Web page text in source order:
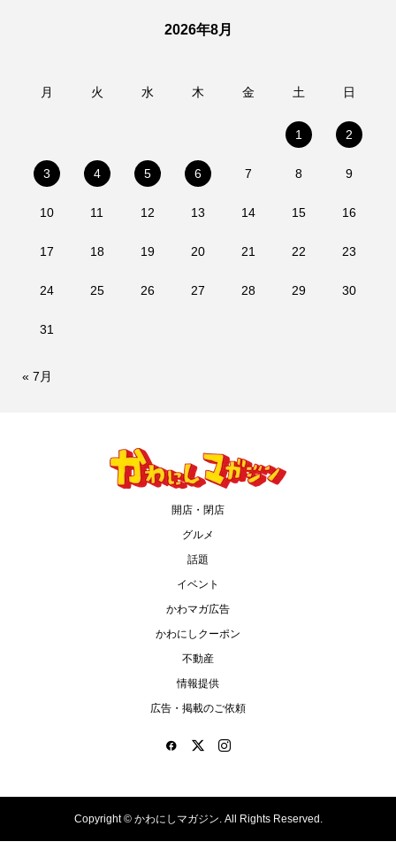
2026年8月
月 火 水 木 金 土 日
1 2
3 4 5 6 7 8 9
10 11 12 13 14 15 16
17 18 19 20 21 22 23
24 25 26 27 28 29 30
31
« 7月
開店・閉店
グルメ
話題
イベント
かわマガ広告
かわにしクーポン
不動産
情報提供
広告・掲載のご依頼
Copyright ©かわにしマガジン. All Rights Reserved.